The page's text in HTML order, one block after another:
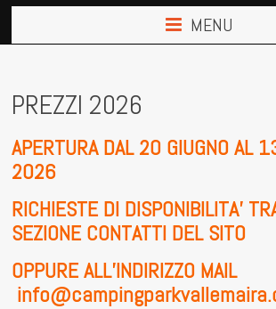
MENU
PREZZI 2026
APERTURA DAL 20 GIUGNO AL
2026
RICHIESTE DI DISPONIBILITA’
SEZIONE CONTATTI DEL SITO
OPPURE ALL’INDIRIZZO MAIL